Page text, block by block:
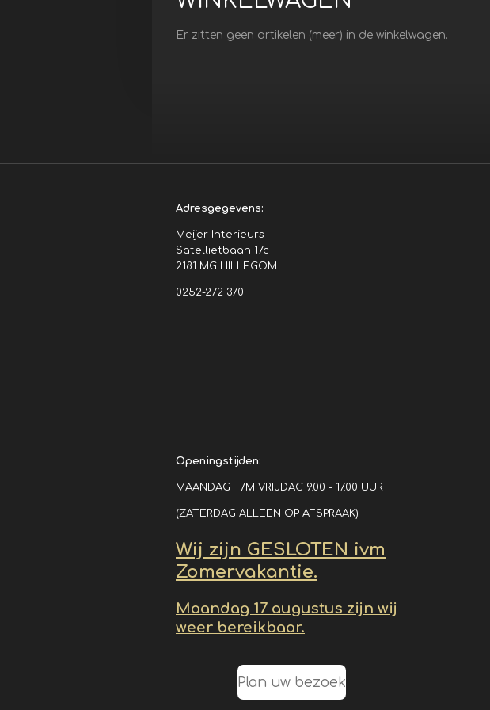
Er zitten geen artikelen (meer) in de winkelwagen.
Adresgegevens:
Meijer Interieurs
Satellietbaan 17c
2181 MG HILLEGOM
0252-272 370
Openingstijden:
MAANDAG T/M VRIJDAG 9.00 - 17.00 UUR
(ZATERDAG ALLEEN OP AFSPRAAK)
Wij zijn GESLOTEN ivm
Zomervakantie.
Maandag 17 augustus zijn wij
weer bereikbaar.
Plan uw bezoek